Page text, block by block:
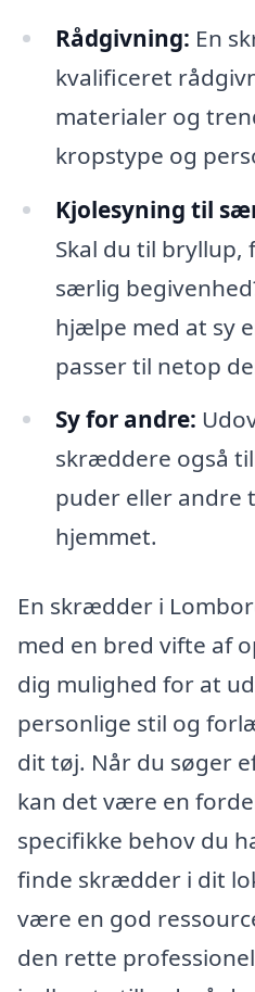
Rådgivning: En
kvalificeret
materialer og
kropstype og
Kjolesyning til
Skal du til bryllup,
særlig
hjælpe med at sy
passer til netop
Sy for andre:
skræddere også
puder eller andre
hjemmet.
En skrædder i
med en bred vifte af
dig mulighed for at
personlige stil og
dit tøj. Når du søger
kan det være en
specifikke behov du
finde skrædder i dit
være en god
den rette